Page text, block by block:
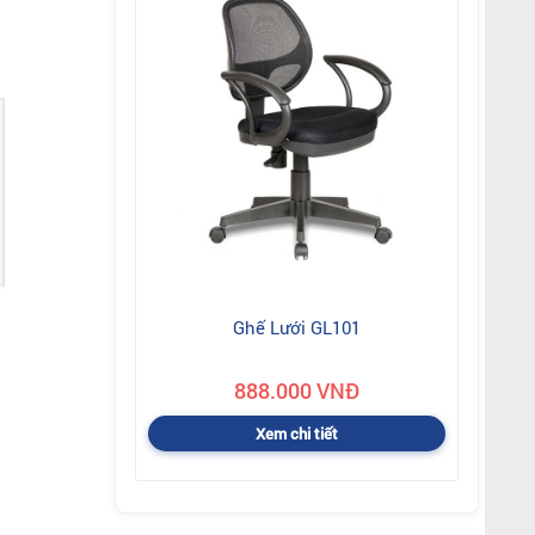
Ghế Lưới GL101
888.000 VNĐ
Xem chi tiết